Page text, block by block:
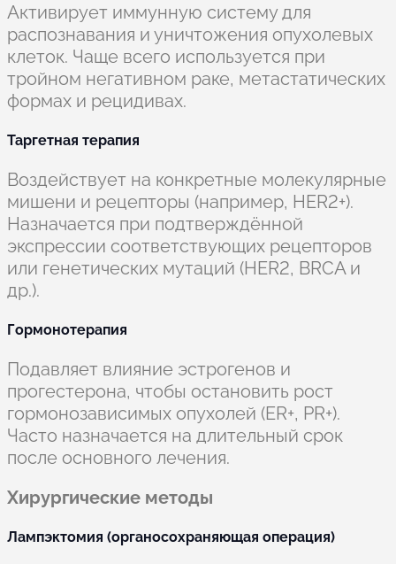
Активирует иммунную систему для
распознавания и уничтожения опухолевых
клеток. Чаще всего используется при
тройном негативном раке, метастатических
формах и рецидивах.
Таргетная терапия
Воздействует на конкретные молекулярные
мишени и рецепторы (например, HER2+).
Назначается при подтверждённой
экспрессии соответствующих рецепторов
или генетических мутаций (HER2, BRCA и
др.).
Гормонотерапия
Подавляет влияние эстрогенов и
прогестерона, чтобы остановить рост
гормонозависимых опухолей (ER+, PR+).
Часто назначается на длительный срок
после основного лечения.
Хирургические методы
Лампэктомия (органосохраняющая операция)